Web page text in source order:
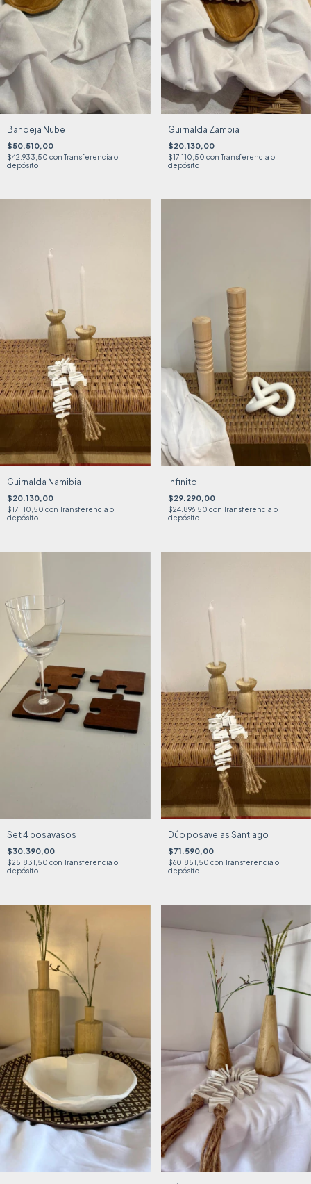
Bandeja Nube
$50.510,00
$42.933,50 con Transferencia o
depósito
Guirnalda Zambia
$20.130,00
$17.110,50 con Transferencia o
depósito
Guirnalda Namibia
$20.130,00
$17.110,50 con Transferencia o
depósito
Infinito
$29.290,00
$24.896,50 con Transferencia o
depósito
Set 4 posavasos
$30.390,00
$25.831,50 con Transferencia o
depósito
Dúo posavelas Santiago
$71.590,00
$60.851,50 con Transferencia o
depósito